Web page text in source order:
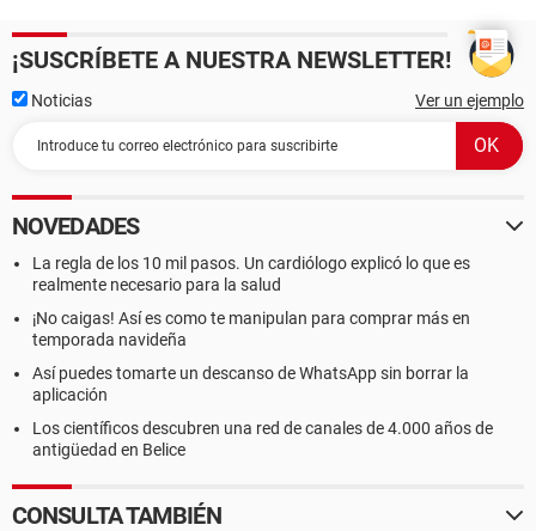
¡SUSCRÍBETE A NUESTRA NEWSLETTER!
Noticias Ver un ejemplo
NOVEDADES
La regla de los 10 mil pasos. Un cardiólogo explicó lo que es
realmente necesario para la salud
¡No caigas! Así es como te manipulan para comprar más en
temporada navideña
Así puedes tomarte un descanso de WhatsApp sin borrar la
aplicación
Los científicos descubren una red de canales de 4.000 años de
antigüedad en Belice
CONSULTA TAMBIÉN